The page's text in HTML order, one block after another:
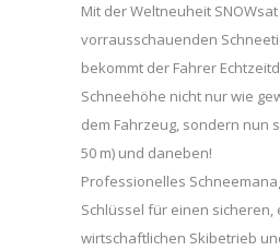
Mit der Weltneuheit SNOWsat
vorrausschauenden
bekommt der Fahrer
Schneehöhe nicht nur wie
dem Fahrzeug, sondern nun
50 m) und daneben!
Professionelles
Schlüssel für einen
wirtschaftlichen Skibetrieb